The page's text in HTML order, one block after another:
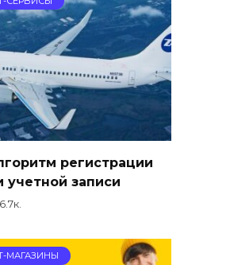
регистрации
учетной записи
МАГАЗИНЫ